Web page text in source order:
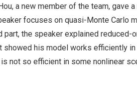
a new member of the team, gave
focuses on quasi-Monte Carlo
the speaker explained reduced-
showed his model works efficiently in
not so efficient in some nonlinear